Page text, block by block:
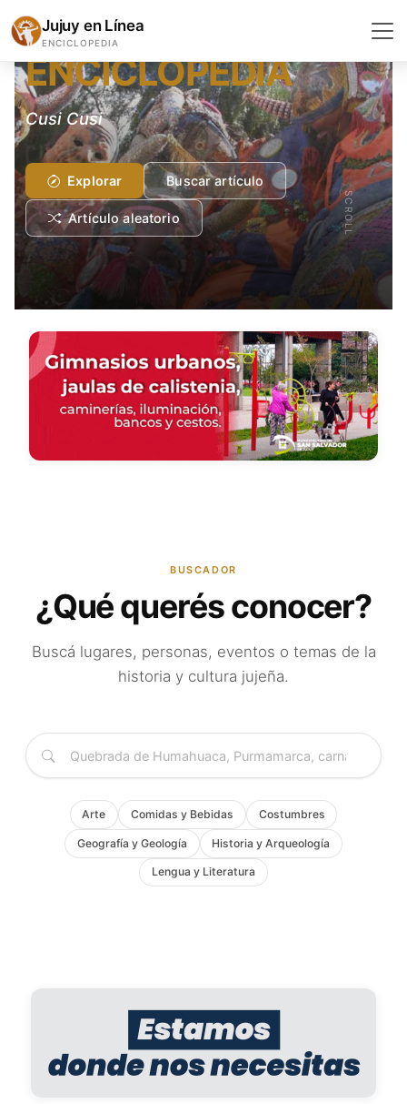
Jujuy en Línea
ENCICLOPEDIA
ENCICLOPEDIA
Cusi Cusi
Explorar Buscar artículo
Artículo aleatorio SCROLL
BUSCADOR
¿Qué querés conocer?
Buscá lugares, personas, eventos o temas de la
historia y cultura jujeña.
Arte Comidas y Bebidas Costumbres
Geografía y Geología Historia y Arqueología
Lengua y Literatura